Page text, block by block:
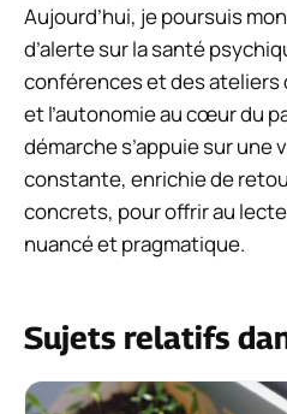
Aujourd’hui, je poursuis
d’alerte sur la santé
conférences et des ateliers
et l’autonomie au cœur du
démarche s’appuie sur
constante, enrichie de
concrets, pour offrir au
nuancé et pragmatique.
Sujets relatifs